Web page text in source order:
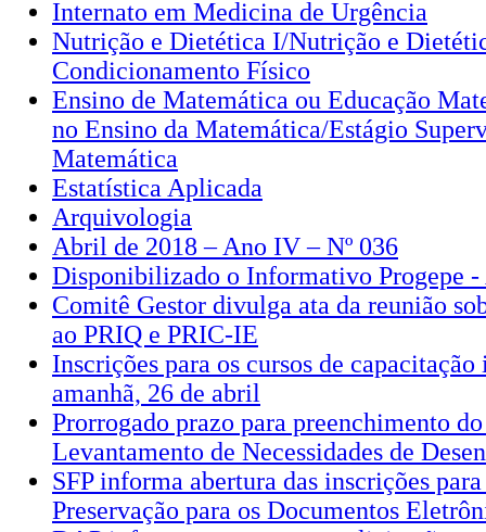
Internato em Medicina de Urgência
Nutrição e Dietética I/Nutrição e
Condicionamento Físico
Ensino de Matemática ou Educação
no Ensino da Matemática/Estágio
Matemática
Estatística Aplicada
Arquivologia
Abril de 2018 – Ano IV – Nº 036
Disponibilizado o Informativo Progepe
Comitê Gestor divulga ata da reunião
ao PRIQ e PRIC-IE
Inscrições para os cursos de
amanhã, 26 de abril
Prorrogado prazo para preenchimento
Levantamento de Necessidades de
SFP informa abertura das inscrições
Preservação para os Documentos